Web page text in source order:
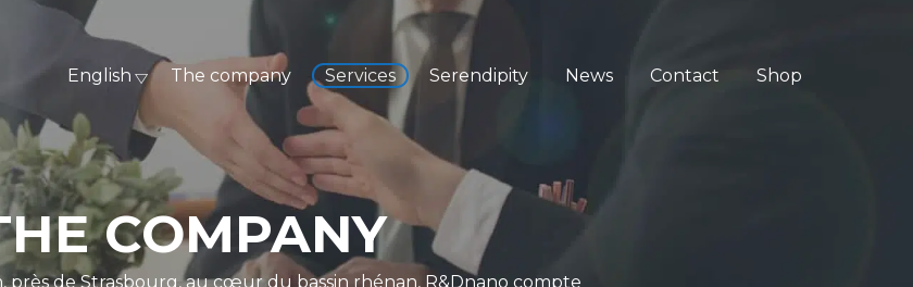
English The company Services Serendipity News Contact Shop
COMPANY
près de Strasbourg, au cœur du bassin rhénan, R&Dnano compte